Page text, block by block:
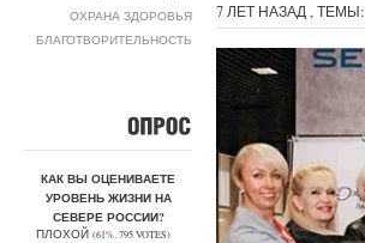
ОХРАНА ЗДОРОВЬЯ
БЛАГОТВОРИТЕЛЬНОСТЬ
КАК ВЫ ОЦЕНИВАЕТЕ
УРОВЕНЬ ЖИЗНИ НА
СЕВЕРЕ РОССИИ?
ПЛОХОЙ (61%, 795 VOTES)
7 ЛЕТ НАЗАД , ТЕМЫ: